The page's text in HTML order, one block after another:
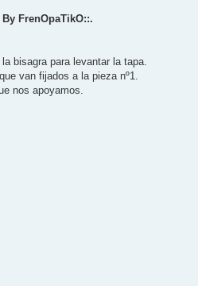
FrenOpaTikO::.
bisagra para levantar la tapa.
van fijados a la pieza nº1.
nos apoyamos.